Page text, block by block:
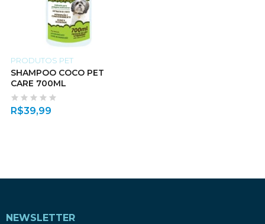
PRODUTOS PET
SHAMPOO COCO PET
CARE 700ML
R$39,99
NEWSLETTER